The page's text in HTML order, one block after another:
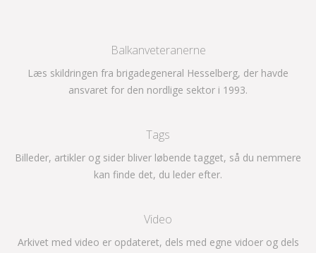
Balkanveteranerne
Læs skildringen fra brigadegeneral Hesselberg, der havde
ansvaret for den nordlige sektor i 1993.
Tags
Billeder, artikler og sider bliver løbende tagget, så du nemmere
kan finde det, du leder efter.
Video
Arkivet med video er opdateret, dels med egne vidoer og dels